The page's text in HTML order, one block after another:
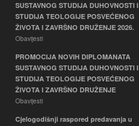
SUSTAVNOG STUDIJA DUHOVNOSTI I
STUDIJA TEOLOGIJE POSVEĆENOG
ŽIVOTA I ZAVRŠNO DRUŽENJE 2026.
Obavijesti
PROMOCIJA NOVIH DIPLOMANATA
SUSTAVNOG STUDIJA DUHOVNOSTI I
STUDIJA TEOLOGIJE POSVEĆENOG
ŽIVOTA I ZAVRŠNO DRUŽENJE
Obavijesti
Cjelogodišnji raspored predavanja u